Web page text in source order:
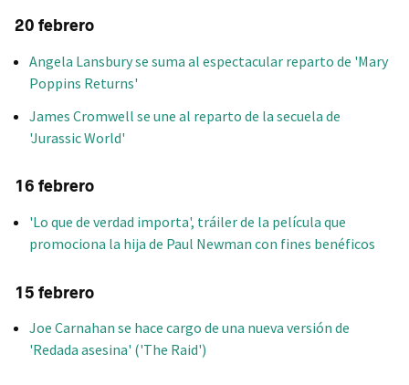
20 febrero
Angela Lansbury se suma al espectacular reparto de 'Mary
Poppins Returns'
James Cromwell se une al reparto de la secuela de
'Jurassic World'
16 febrero
'Lo que de verdad importa', tráiler de la película que
promociona la hija de Paul Newman con fines benéficos
15 febrero
Joe Carnahan se hace cargo de una nueva versión de
'Redada asesina' ('The Raid')